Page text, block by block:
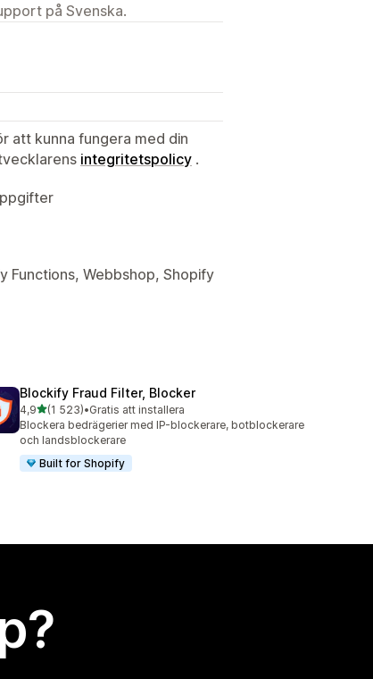
på Svenska.
att kunna fungera med din
integritetspolicy .
Functions, Webbshop, Shopify
Blockify Fraud Filter, Blocker
4,9av 5 stjärnor
(1 523)
1523 recensioner totalt
•Gratis att installera
Blockera bedrägerier med IP-blockerare, botblockerare
och landsblockerare
Built for Shopify